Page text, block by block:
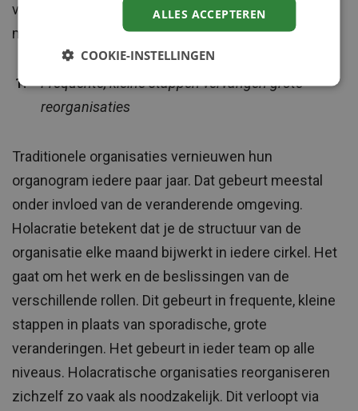
vervangen door een reeks onderling verbonden,
maar autonome teams (‘cirkels’).
Frequente, kleine stappen vervangen grote
reorganisaties
Traditionele organisaties vernieuwen hun
organogram iedere paar jaar. Dat gebeurt meestal
onder invloed van de veranderende omgeving.
Holacratie betekent dat je de structuur van de
organisatie elke maand bijwerkt in iedere cirkel. Het
gaat om het werk en de beslissingen van de
verschillende rollen. Dit gebeurt in frequente, kleine
stappen in plaats van sporadische, grote
veranderingen. Het gebeurt in ieder team op alle
niveaus. Holacratische organisaties reorganiseren
zichzelf zo vaak als noodzakelijk. Dit verloopt via
ALLES ACCEPTEREN
COOKIE-INSTELLINGEN